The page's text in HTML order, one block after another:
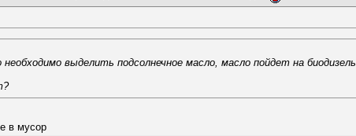
выделить подсолнечное масло, масло пойдет на биодизель
в мусор